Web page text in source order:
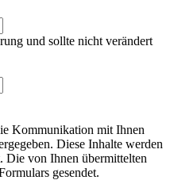
und sollte nicht verändert
Kommunikation mit Ihnen
Diese Inhalte werden
Die von Ihnen übermittelten
gesendet.